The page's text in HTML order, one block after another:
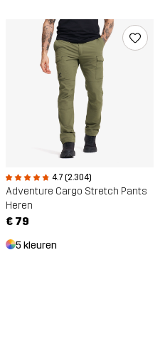
4.7 (2.304)
Adventure Cargo Stretch Pants
Heren
€ 79
5 kleuren